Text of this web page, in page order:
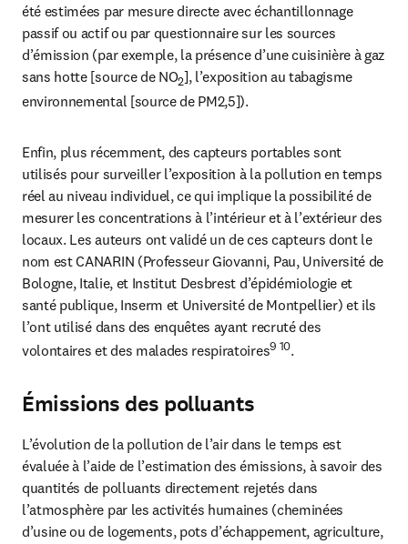
été estimées par mesure directe avec échantillonnage
passif ou actif ou par questionnaire sur les sources
d’émission (par exemple, la présence d’une cuisinière à gaz
sans hotte [source de NO2], l’exposition au tabagisme
environnemental [source de PM2,5]).
Enfin, plus récemment, des capteurs portables sont
utilisés pour surveiller l’exposition à la pollution en temps
réel au niveau individuel, ce qui implique la possibilité de
mesurer les concentrations à l’intérieur et à l’extérieur des
locaux. Les auteurs ont validé un de ces capteurs dont le
nom est CANARIN (Professeur Giovanni, Pau, Université de
Bologne, Italie, et Institut Desbrest d’épidémiologie et
santé publique, Inserm et Université de Montpellier) et ils
l’ont utilisé dans des enquêtes ayant recruté des
volontaires et des malades respiratoires9 10.
Émissions des polluants
L’évolution de la pollution de l’air dans le temps est
évaluée à l’aide de l’estimation des émissions, à savoir des
quantités de polluants directement rejetés dans
l’atmosphère par les activités humaines (cheminées
d’usine ou de logements, pots d’échappement, agriculture,